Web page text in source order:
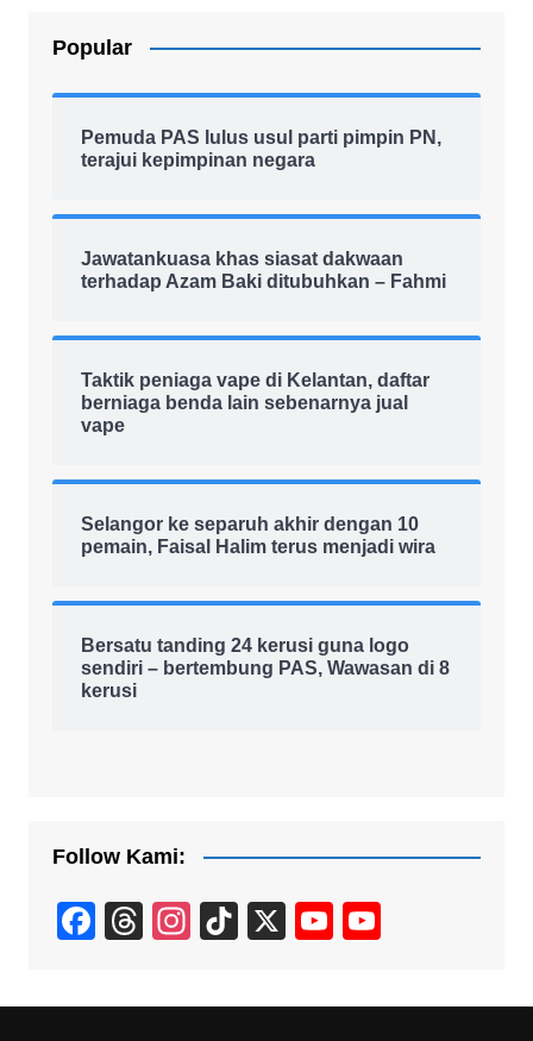
Popular
Pemuda PAS lulus usul parti pimpin PN,
terajui kepimpinan negara
Jawatankuasa khas siasat dakwaan
terhadap Azam Baki ditubuhkan – Fahmi
Taktik peniaga vape di Kelantan, daftar
berniaga benda lain sebenarnya jual
vape
Selangor ke separuh akhir dengan 10
pemain, Faisal Halim terus menjadi wira
Bersatu tanding 24 kerusi guna logo
sendiri – bertembung PAS, Wawasan di 8
kerusi
Follow Kami:
F
c
T
e
In
a
Ti
T
X Y
u
Y
u